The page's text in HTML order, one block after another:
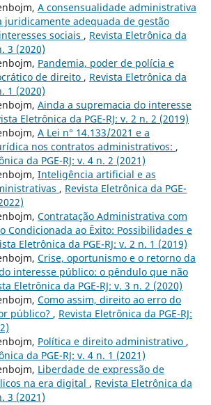
A consensualidade administrativa
juridicamente adequada de gestão
sociais , Revista Eletrônica da
3 (2020)
Pandemia, poder de polícia e
de direito , Revista Eletrônica da
1 (2020)
Ainda a supremacia do interesse
Eletrônica da PGE-RJ: v. 2 n. 2 (2019)
A Lei n° 14.133/2021 e a
nos contratos administrativos: ,
da PGE-RJ: v. 4 n. 2 (2021)
Inteligência artificial e as
, Revista Eletrônica da PGE-
Contratação Administrativa com
Condicionada ao Êxito: Possibilidades e
Eletrônica da PGE-RJ: v. 2 n. 1 (2019)
Crise, oportunismo e o retorno da
interesse público: o pêndulo que não
Eletrônica da PGE-RJ: v. 3 n. 2 (2020)
Como assim, direito ao erro do
público? , Revista Eletrônica da PGE-RJ:
Política e direito administrativo ,
da PGE-RJ: v. 4 n. 1 (2021)
Liberdade de expressão de
na era digital , Revista Eletrônica da
3 (2021)